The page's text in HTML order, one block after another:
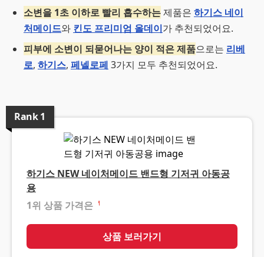
소변을 1초 이하로 빨리 흡수하는제품은 하기스 네이
처메이드와 킨도 프리미엄 올데이가 추천되었어요.
피부에 소변이 되묻어나는 양이 적은 제품으로는 리베
로, 하기스, 페넬로페 3가지 모두 추천되었어요.
Rank1
하기스 NEW 네이처메이드 밴드형 기저귀 아동공
용
1위 상품 가격은 ❓
상품 보러가기